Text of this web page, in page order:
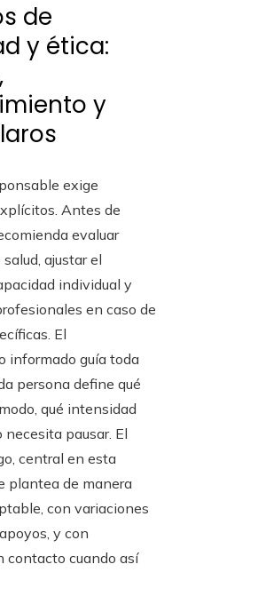
de
y ética:
y
exige
Antes de
evaluar
ajustar el
individual y
en caso de
El
informado guía toda
persona define qué
qué intensidad
pausar. El
central en esta
plantea de manera
con variaciones
y con
contacto cuando así